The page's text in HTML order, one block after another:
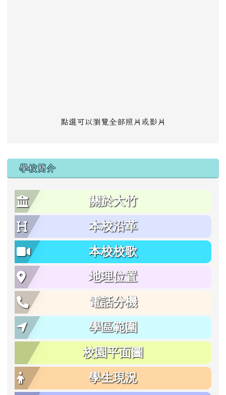
點選可以瀏覽全部照片或影片
學校簡介
關於大竹
本校沿革
本校校歌
地理位置
電話分機
學區範圍
校園平面圖
學生現況